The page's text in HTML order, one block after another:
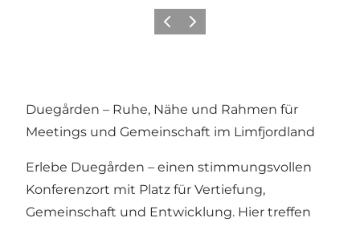
Vorherige Folie
Nächste Folie
Duegården – Ruhe, Nähe und Rahmen für
Meetings und Gemeinschaft im Limfjordland
Erlebe Duegården – einen stimmungsvollen
Konferenzort mit Platz für Vertiefung,
Gemeinschaft und Entwicklung. Hier treffen